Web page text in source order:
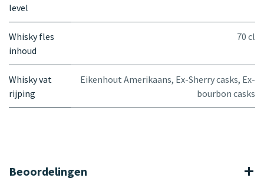
level
Whisky fles
inhoud
70 cl
Whisky vat
rijping
Eikenhout Amerikaans, Ex-Sherry casks, Ex-
bourbon casks
Beoordelingen